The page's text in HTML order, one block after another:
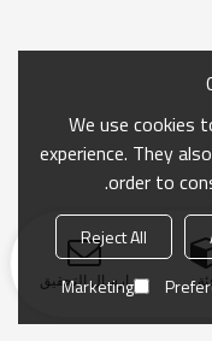
ارسال التحقيق
We use cookies
experience. They
order to
Reject All
Marketing